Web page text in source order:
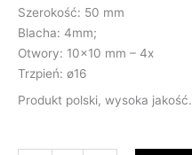
Szerokość: 50 mm
Blacha: 4mm;
Otwory: 10×10 mm – 4x
Trzpień: ø16
Produkt polski, wysoka jakość.